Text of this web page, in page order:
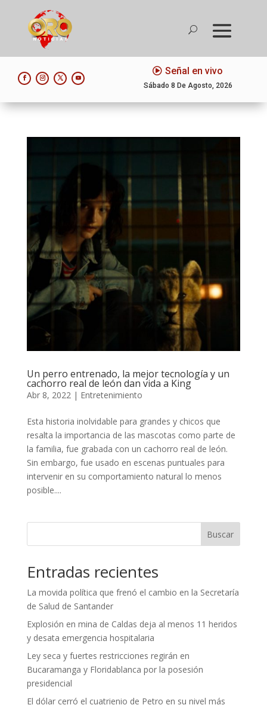
Señal en vivo
Sábado 8 De Agosto, 2026
Un perro entrenado, la mejor tecnología y un
cachorro real de león dan vida a King
Abr 8, 2022| Entretenimiento
Esta historia inolvidable para grandes y chicos que
resalta la importancia de las mascotas como parte de
la familia, fue grabada con un cachorro real de león.
Sin embargo, fue usado en escenas puntuales para
intervenir en su comportamiento natural lo menos
posible....
Buscar
Entradas recientes
La movida política que frenó el cambio en la Secretaría
de Salud de Santander
Explosión en mina de Caldas deja al menos 11 heridos
y desata emergencia hospitalaria
Ley seca y fuertes restricciones regirán en
Bucaramanga y Floridablanca por la posesión
presidencial
El dólar cerró el cuatrienio de Petro en su nivel más